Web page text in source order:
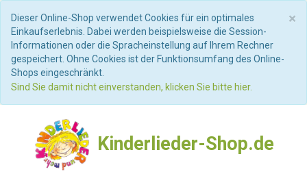
×
Dieser Online-Shop verwendet Cookies für ein optimales
Einkaufserlebnis. Dabei werden beispielsweise die Session-
Informationen oder die Spracheinstellung auf Ihrem Rechner
gespeichert. Ohne Cookies ist der Funktionsumfang des Online-
Shops eingeschränkt.
Sind Sie damit nicht einverstanden, klicken Sie bitte hier.
Kinderlieder-Shop.de